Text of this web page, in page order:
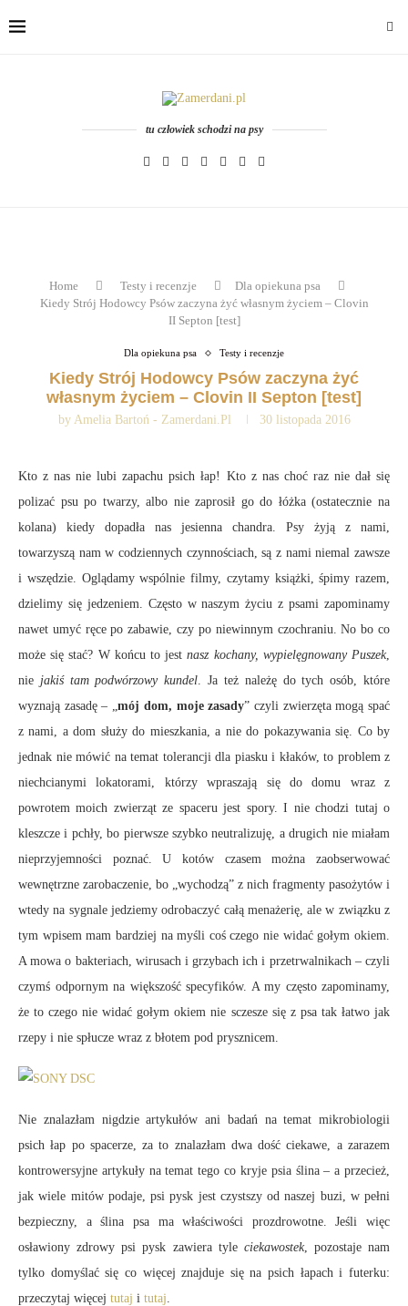
tu człowiek schodzi na psy
Home Testy i recenzje
Dla opiekuna psa
Kiedy Strój Hodowcy Psów zaczyna żyć własnym życiem – Clovin
II Septon [test]
Dla opiekuna psa Testy i recenzje
Kiedy Strój Hodowcy Psów zaczyna żyć
własnym życiem – Clovin II Septon [test]
by Amelia Bartoń - Zamerdani.pl 30 listopada 2016
Kto z nas nie lubi zapachu psich łap! Kto z nas choć raz nie dał się
polizać psu po twarzy, albo nie zaprosił go do łóżka (ostatecznie na
kolana) kiedy dopadła nas jesienna chandra. Psy żyją z nami,
towarzyszą nam w codziennych czynnościach, są z nami niemal zawsze
i wszędzie. Oglądamy wspólnie filmy, czytamy książki, śpimy razem,
dzielimy się jedzeniem. Często w naszym życiu z psami zapominamy
nawet umyć ręce po zabawie, czy po niewinnym czochraniu. No bo co
może się stać? W końcu to jestnasz kochany, wypielęgnowany Puszek,
nie jakiś tam podwórzowy kundel. Ja też należę do tych osób, które
wyznają zasadę – „mój dom, moje zasady” czyli zwierzęta mogą spać
z nami, a dom służy do mieszkania, a nie do pokazywania się. Co by
jednak nie mówić na temat tolerancji dla piasku i kłaków, to problem z
niechcianymi lokatorami, którzy wpraszają się do domu wraz z
powrotem moich zwierząt ze spaceru jest spory. I nie chodzi tutaj o
kleszcze i pchły, bo pierwsze szybko neutralizuję, a drugich nie miałam
nieprzyjemności poznać. U kotów czasem można zaobserwować
wewnętrzne zarobaczenie, bo „wychodzą” z nich fragmenty pasożytów i
wtedy na sygnale jedziemy odrobaczyć całą menażerię, ale w związku z
tym wpisem mam bardziej na myśli coś czego nie widać gołym okiem.
A mowa o bakteriach, wirusach i grzybach ich i przetrwalnikach – czyli
czymś odpornym na większość specyfików. A my często zapominamy,
że to czego nie widać gołym okiem nie sczesze się z psa tak łatwo jak
rzepy i nie spłucze wraz z błotem pod prysznicem.
Nie znalazłam nigdzie artykułów ani badań na temat mikrobiologii
psich łap po spacerze, za to znalazłam dwa dość ciekawe, a zarazem
kontrowersyjne artykuły na temat tego co kryje psia ślina – a przecież,
jak wiele mitów podaje, psi pysk jest czystszy od naszej buzi, w pełni
bezpieczny, a ślina psa ma właściwości prozdrowotne. Jeśli więc
osławiony zdrowy psi pysk zawiera tyle ciekawostek, pozostaje nam
tylko domyślać się co więcej znajduje się na psich łapach i futerku:
przeczytaj więcej tutaj i tutaj.